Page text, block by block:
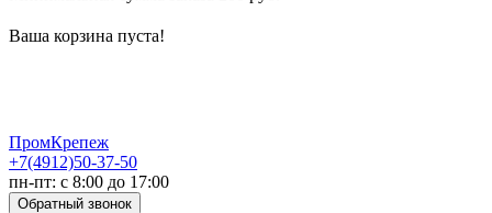
Ваша корзина пуста!
ПромКрепеж
+7(4912)50-37-50
пн-пт: с 8:00 до 17:00
Обратный звонок